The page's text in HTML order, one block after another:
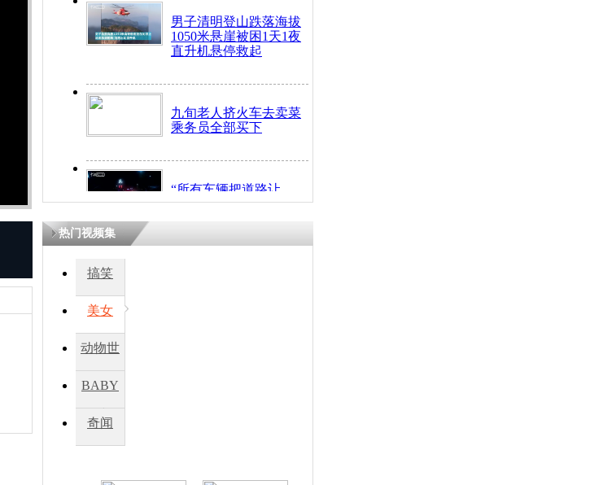
男子清明登山跌落海拔
1050米悬崖被困1天1夜
直升机悬停救起
九旬老人挤火车去卖菜
乘务员全部买下
“所有车辆把道路让
开！”儿童突发疾病交
因
热门视频集
搞笑
美女
动物世
BABY
秀
奇闻